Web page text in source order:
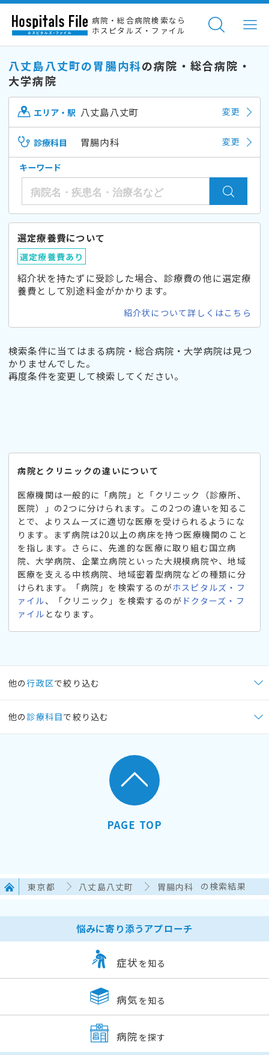
病院・総合病院検索なら
ホスピタルズ・ファイル
八丈島八丈町の胃腸内科の病院・総合病院・
大学病院
エリア・駅 八丈島八丈町 変更
診療科目 胃腸内科 変更
キーワード
選定療養費について
選定療養費あり
紹介状を持たずに受診した場合、診療費の他に選定療
養費として別途料金がかかります。
紹介状について詳しくはこちら
検索条件に当てはまる病院・総合病院・大学病院は見つ
かりませんでした。
再度条件を変更して検索してください。
病院とクリニックの違いについて
医療機関は一般的に「病院」と「クリニック（診療所、
医院）」の2つに分けられます。この2つの違いを知るこ
とで、よりスムーズに適切な医療を受けられるようにな
ります。まず病院は20以上の病床を持つ医療機関のこと
を指します。さらに、先進的な医療に取り組む国立病
院、大学病院、企業立病院といった大規模病院や、地域
医療を支える中核病院、地域密着型病院などの種類に分
けられます。「病院」を検索するのがホスピタルズ・フ
ァイル、「クリニック」を検索するのが ドクターズ・フ
ァイル となります。
他の行政区で絞り込む
他の 診療科目で絞り込む
PAGE TOP
東京都 八丈島八丈町 胃腸内科 の検索結果
悩みに寄り添うアプローチ
症状 を知る
病気 を知る
病院 を探す